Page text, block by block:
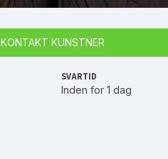
KONTAKT KUNSTNER
SVARTID
Inden for 1 dag